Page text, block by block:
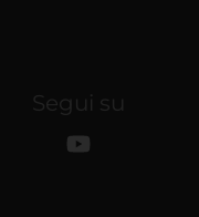
Segui su